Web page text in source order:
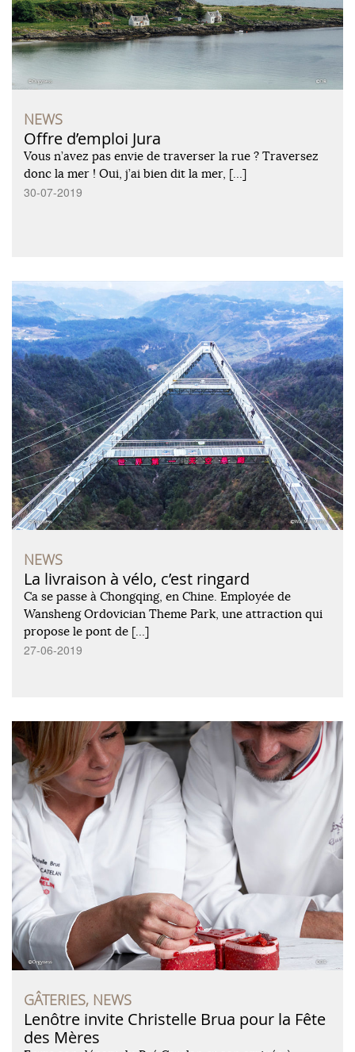
NEWS
Offre d’emploi Jura
Vous n’avez pas envie de traverser la rue ? Traversez
donc la mer ! Oui, j’ai bien dit la mer, […]
30-07-2019
NEWS
La livraison à vélo, c’est ringard
Ca se passe à Chongqing, en Chine. Employée de
Wansheng Ordovician Theme Park, une attraction qui
propose le pont de […]
27-06-2019
GÂTERIES, NEWS
Lenôtre invite Christelle Brua pour la Fête
des Mères